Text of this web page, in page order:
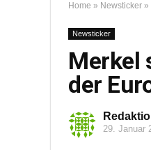
Home » Newsticker »
Newsticker
Merkel
der
29. Januar